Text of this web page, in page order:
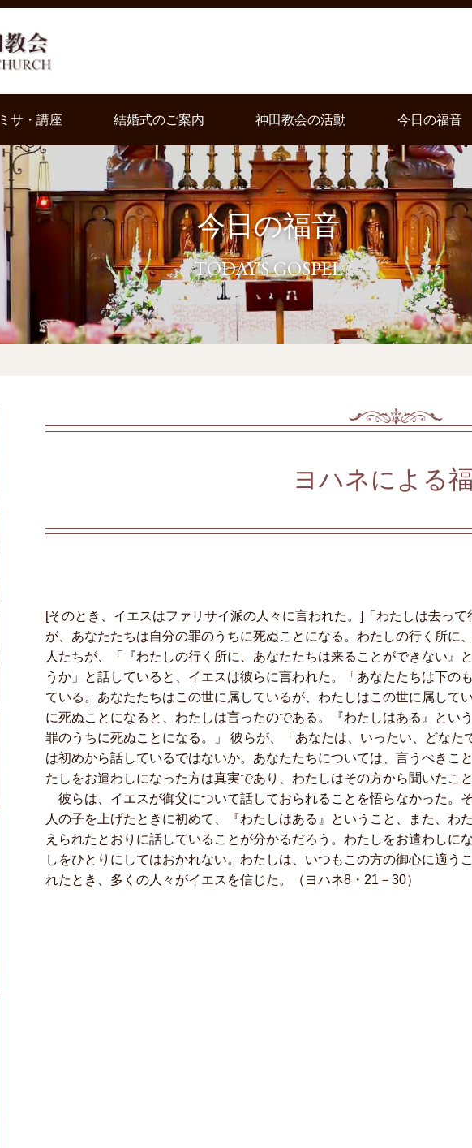
ミサ・講座 結婚式のご案内 神田教会の活動 今日の福音
今日の福音
TODAY'S GOSPEL
ヨハネによる
[そのとき、イエスはファリサイ派の人々に言われた。]「わたしは去っ
が、あなたたちは自分の罪のうちに死ぬことになる。わたしの行く所に
人たちが、「『わたしの行く所に、あなたたちは来ることができない』
うか」と話していると、イエスは彼らに言われた。「あなたたちは下の
ている。あなたたちはこの世に属しているが、わたしはこの世に属して
に死ぬことになると、わたしは言ったのである。『わたしはある』とい
罪のうちに死ぬことになる。」 彼らが、「あなたは、いったい、どな
は初めから話しているではないか。あなたたちについては、言うべきこ
たしをお遣わしになった方は真実であり、わたしはその方から聞いたこ
彼らは、イエスが御父について話しておられることを悟らなかった。
人の子を上げたときに初めて、『わたしはある』ということ、また、わ
えられたとおりに話していることが分かるだろう。わたしをお遣わしに
しをひとりにしてはおかれない。わたしは、いつもこの方の御心に適う
れたとき、多くの人々がイエスを信じた。（ヨハネ8・21－30）